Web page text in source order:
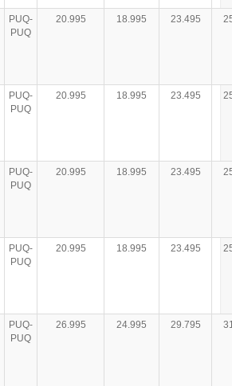
PUQ-
PUQ
20.995 18.995 23.495
PUQ-
PUQ
20.995 18.995 23.495
PUQ-
PUQ
20.995 18.995 23.495
PUQ-
PUQ
20.995 18.995 23.495
PUQ-
PUQ
26.995 24.995 29.795